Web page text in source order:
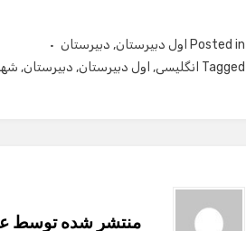
Posted in اول دبیرستان, دبیرستان
Tagged انگلیسی, اول دبیرستان, دبیرستان,
منتشر شده توسط